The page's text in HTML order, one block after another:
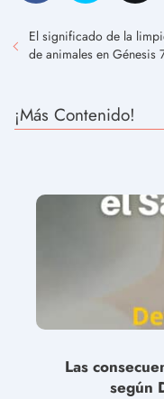
El significado de la
de animales en Génesis
¡Más Contenido!
Las
según